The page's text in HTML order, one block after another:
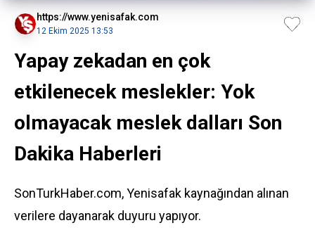
https://www.yenisafak.com
12 Ekim 2025 13:53
Yapay zekadan en çok
etkilenecek meslekler: Yok
olmayacak meslek dalları Son
Dakika Haberleri
SonTurkHaber.com, Yenisafak kaynağından alınan
verilere dayanarak duyuru yapıyor.